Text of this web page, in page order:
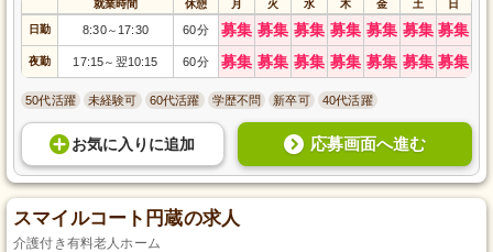
就業時間 休憩 月 火 水 木 金 土 日
日勤 8:30～ 17:30 60分 募集 募集 募集 募集 募集 募集 募集
夜勤 17:15～ 翌10:15 60分 募集 募集 募集 募集 募集 募集 募集
50代活躍 未経験可 60代活躍 学歴不問 新卒可 40代活躍
お気に入り に追加 応募画面へ進む
スマイルコート円蔵の求人
介護付き有料老人ホーム